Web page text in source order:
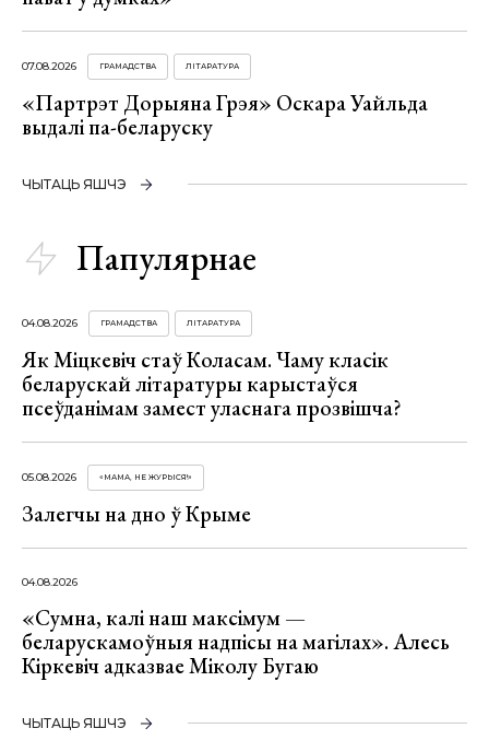
07.08.2026 ГРАМАДСТВА ЛІТАРАТУРА
«Партрэт Дорыяна Грэя» Оскара Уайльда
выдалі па-беларуску
ЧЫТАЦЬ ЯШЧЭ
Папулярнае
04.08.2026 ГРАМАДСТВА ЛІТАРАТУРА
Як Міцкевіч стаў Коласам. Чаму класік
беларускай літаратуры карыстаўся
псеўданімам замест уласнага прозвішча?
05.08.2026 «МАМА, НЕ ЖУРЫСЯ!»
Залегчы на дно ў Крыме
04.08.2026
«Сумна, калі наш максімум —
беларускамоўныя надпісы на магілах». Алесь
Кіркевіч адказвае Міколу Бугаю
ЧЫТАЦЬ ЯШЧЭ